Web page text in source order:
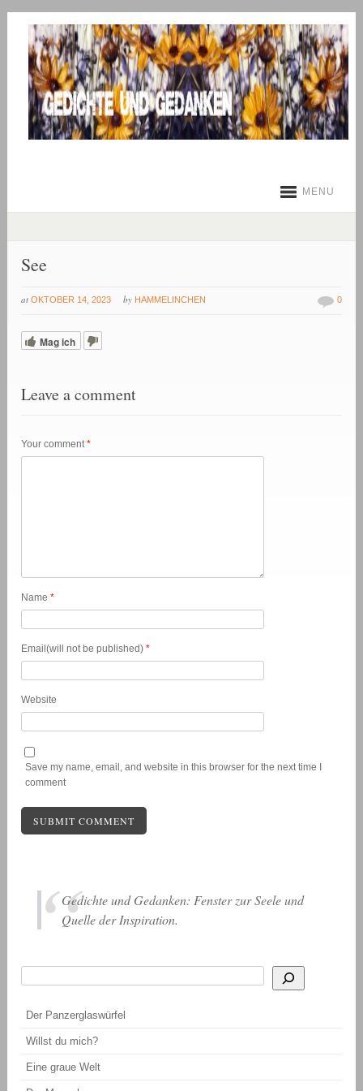
MENU
See
at OKTOBER 14, 2023 by HAMMELINCHEN 0
Mag ich
Leave a comment
Your comment*
Name*
Email(will not be published)*
Website
Save my name, email, and website in this browser for the next time I
comment
Gedichte und Gedanken: Fenster zur Seele und
Quelle der Inspiration.
Der Panzerglaswürfel
Willst du mich?
Eine graue Welt